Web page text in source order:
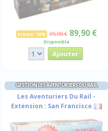
Promo -10% 99,90 € 89,90 €
Disponible
GESTION LES AVENTURIERS DU RAIL
Les Aventuriers Du Rail -
Extension : San Francisco